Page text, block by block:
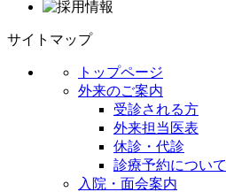
サイトマップ
トップページ
外来のご案内
受診される方
外来担当医表
休診・代診
診療予約について
入院・面会案内